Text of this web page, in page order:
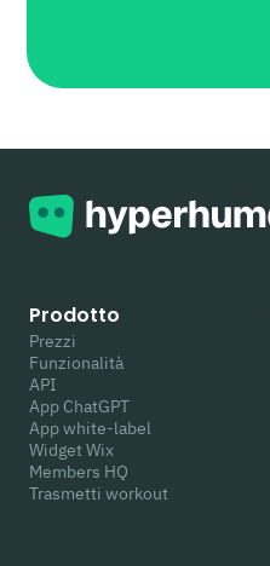
Prodotto
Prezzi
Funzionalità
API
App ChatGPT
App white-label
Widget Wix
Members HQ
Trasmetti workout